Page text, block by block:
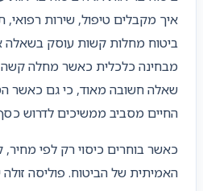
איך מקבלים טיפול, שירות רפואי,
ביטוח מחלות קשות עוסק
מבחינה כלכלית כאשר מחלה
שאלה חשובה מאוד, כי גם כאשר
החיים מסביב ממשיכים לדרוש
כאשר בוחרים כיסוי רק לפי
האמיתית של הביטוח. פוליסה זולה